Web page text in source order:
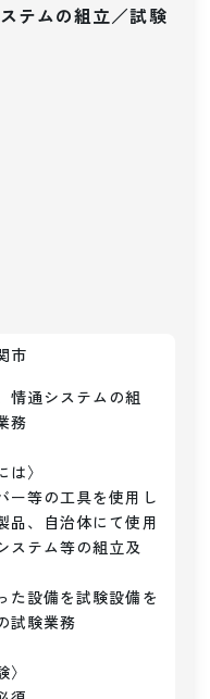
テムの組立／試験
市
情通システムの組
務
は〉
ー等の工具を使用し
品、自治体にて使用
ステム等の組立及
た設備を試験設備を
試験業務
〉